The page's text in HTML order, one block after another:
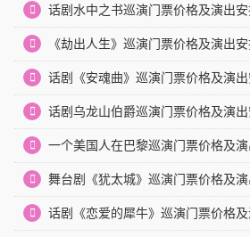
话剧水中之书巡演门票价格及演出
《劫出人生》巡演门票价格及演出
话剧《安魂曲》巡演门票价格及演
话剧乌龙山伯爵巡演门票价格及演
一个美国人在巴黎巡演门票价格及
舞台剧《犹太城》巡演门票价格及
话剧《恋爱的犀牛》巡演门票价格